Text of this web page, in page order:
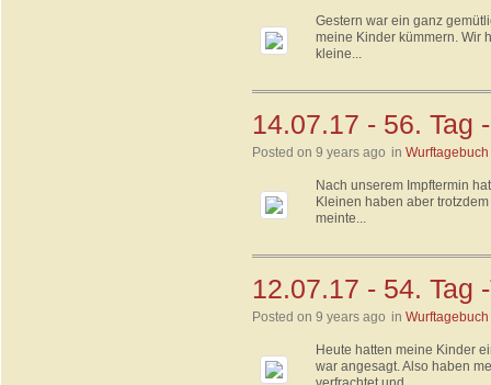
Gestern war ein ganz
meine Kinder kümmern. Wir
kleine...
14.07.17 - 56. Tag
Posted on 9 years ago in
Nach unserem Impftermin
Kleinen haben aber
meinte...
12.07.17 - 54. Tag
Posted on 9 years ago in
Heute hatten meine Kinder
war angesagt. Also haben